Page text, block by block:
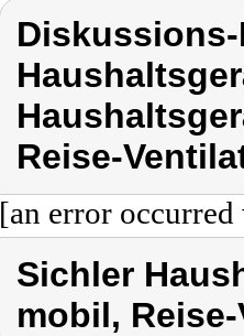
Reise-
[an error
Sichler
mobil,